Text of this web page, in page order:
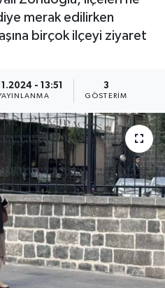
merak edilirken
birçok ilçeyi ziyaret
- 13:51 3
GÖSTERIM